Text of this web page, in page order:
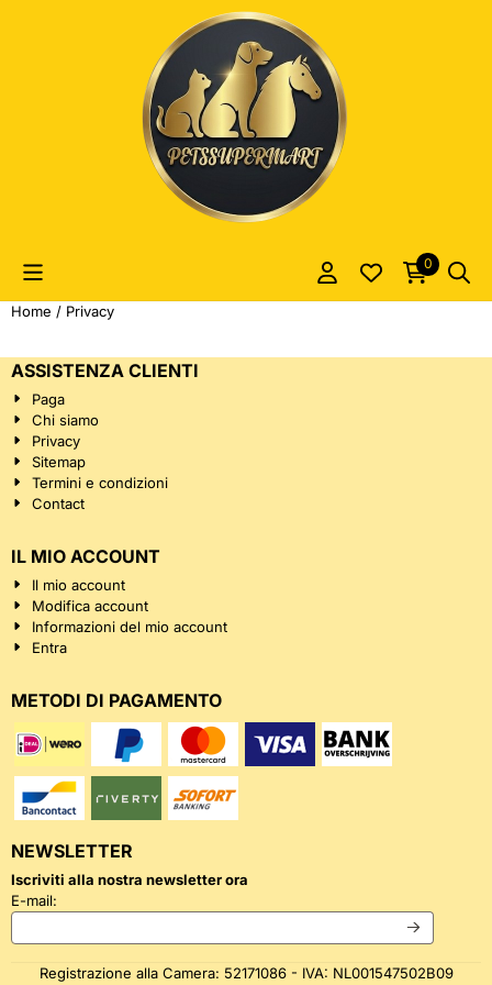
Le preferenze sui cookie sono attualmente chiuse.
0
Home / Privacy
ASSISTENZA CLIENTI
Paga
Chi siamo
Privacy
Sitemap
Termini e condizioni
Contact
IL MIO ACCOUNT
Il mio account
Modifica account
Informazioni del mio account
Entra
METODI DI PAGAMENTO
NEWSLETTER
Iscriviti alla nostra newsletter ora
E-mail:
Registrazione alla Camera: 52171086 - IVA: NL001547502B09